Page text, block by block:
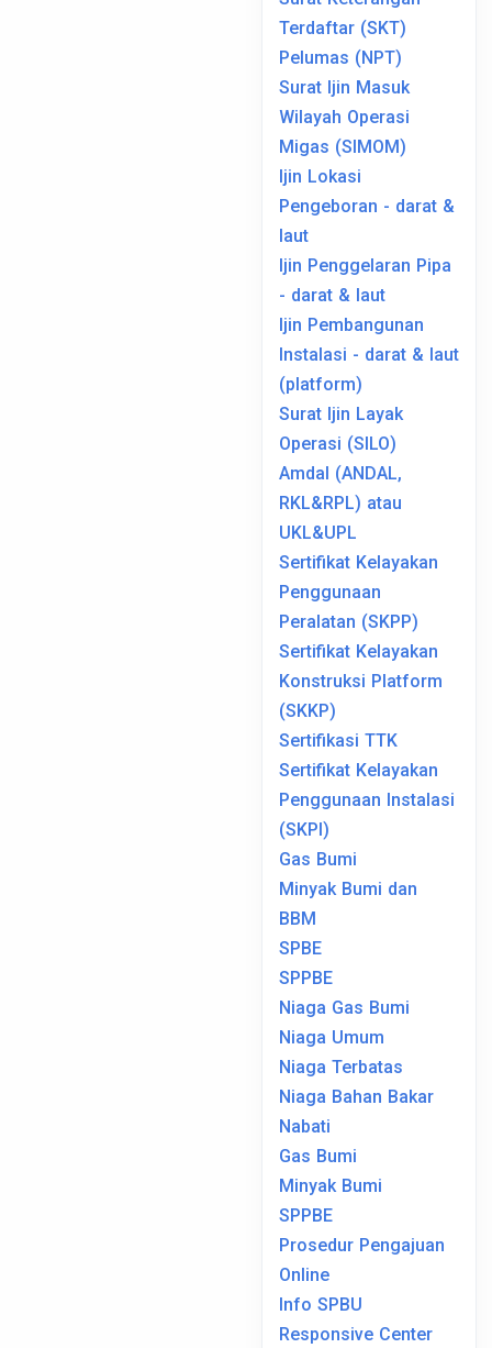
Terdaftar (SKT)
Pelumas (NPT)
Surat Ijin Masuk
Wilayah Operasi
Migas (SIMOM)
Ijin Lokasi
Pengeboran - darat &
laut
Ijin Penggelaran Pipa
- darat & laut
Ijin Pembangunan
Instalasi - darat & laut
(platform)
Surat Ijin Layak
Operasi (SILO)
Amdal (ANDAL,
RKL&RPL) atau
UKL&UPL
Sertifikat Kelayakan
Penggunaan
Peralatan (SKPP)
Sertifikat Kelayakan
Konstruksi Platform
(SKKP)
Sertifikasi TTK
Sertifikat Kelayakan
Penggunaan Instalasi
(SKPI)
Gas Bumi
Minyak Bumi dan
BBM
SPBE
SPPBE
Niaga Gas Bumi
Niaga Umum
Niaga Terbatas
Niaga Bahan Bakar
Nabati
Gas Bumi
Minyak Bumi
SPPBE
Prosedur Pengajuan
Online
Info SPBU
Responsive Center